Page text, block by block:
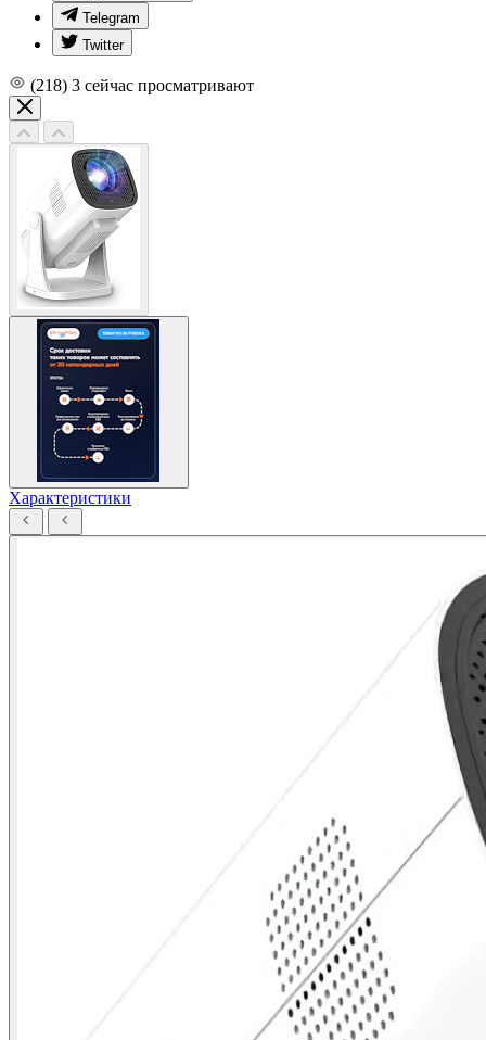
Telegram
Twitter
(218) 3 сейчас просматривают
Характеристики